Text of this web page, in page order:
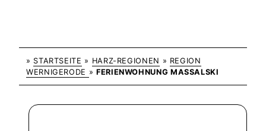
» STARTSEITE » HARZ-REGIONEN » REGION
WERNIGERODE » FERIENWOHNUNG MASSALSKI